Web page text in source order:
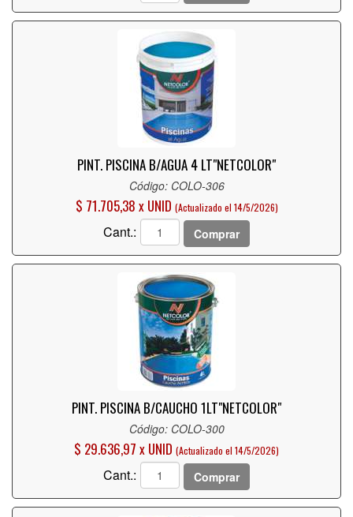
PINT. PISCINA B/AGUA 4 LT"NETCOLOR"
Código: COLO-306
$ 71.705,38 x UNID (Actualizado el 14/5/2026)
Cant.: Comprar
PINT. PISCINA B/CAUCHO 1LT"NETCOLOR"
Código: COLO-300
$ 29.636,97 x UNID (Actualizado el 14/5/2026)
Cant.: Comprar